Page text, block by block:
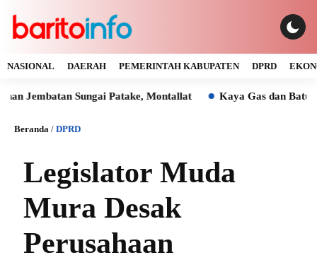
NASIONAL DAERAH PEMERINTAH KABUPATEN DPRD
Sungai Patake, Montallat Kaya Gas dan Batu Bara
Beranda / DPRD
Legislator Muda
Mura Desak
Perusahaan